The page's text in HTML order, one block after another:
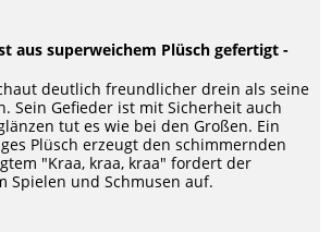
aus superweichem Plüsch gefertigt -
deutlich freundlicher drein als seine
Sein Gefieder ist mit Sicherheit auch
tut es wie bei den Großen. Ein
Plüsch erzeugt den schimmernden
"Kraa, kraa, kraa" fordert der
Spielen und Schmusen auf.